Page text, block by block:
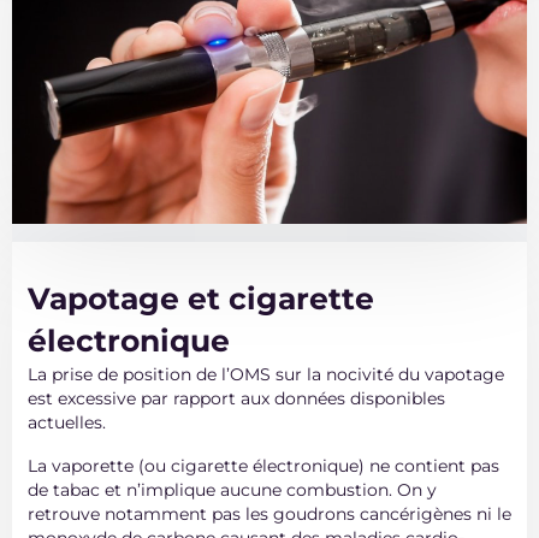
Vapotage et cigarette
électronique
La prise de position de l’OMS sur la nocivité du vapotage
est excessive par rapport aux données disponibles
actuelles.
La vaporette (ou cigarette électronique) ne contient pas
de tabac et n’implique aucune combustion. On y
retrouve notamment pas les goudrons cancérigènes ni le